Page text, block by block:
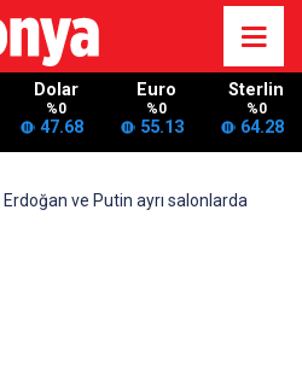
Dolar
%0
47.68
Euro
%0
55.13
Sterlin
%0
64.28
Erdoğan ve Putin ayrı salonlarda